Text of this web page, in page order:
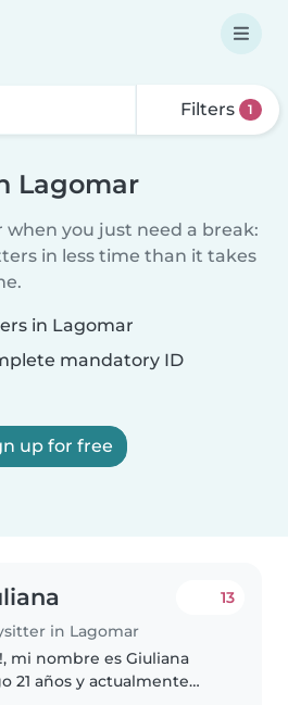
Filters 1
Lagomar
you just need a break:
in less time than it takes
in Lagomar
mandatory ID
up for free
in Lagomar
13
mi nombre es Giuliana
21 años y actualmente